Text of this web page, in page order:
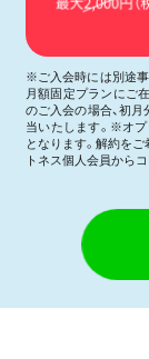
※ご入会時には別途事
月額固定プランにご
のご入会の場合、初月
当いたします。※オ
となります。解約を
トネス個人会員から